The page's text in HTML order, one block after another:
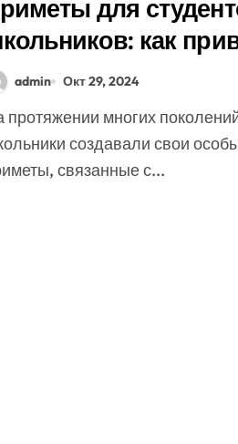
для
как
admin Окт 29, 2024
создавали свои
связанные с...